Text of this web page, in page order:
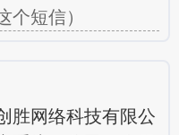
个短信）
胜网络科技有限公